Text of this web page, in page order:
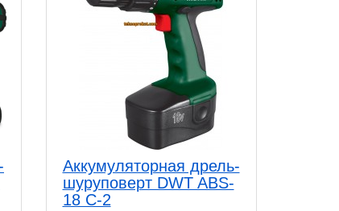
Аккумуляторная дрель-
шуруповерт DWT ABS-
18 C-2